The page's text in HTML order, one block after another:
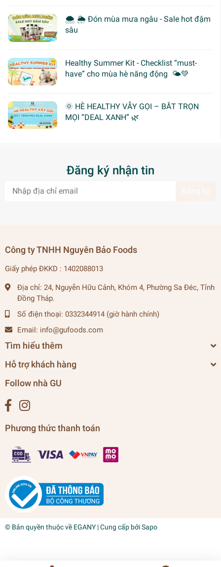
🌨 🌦 Đón mùa mưa ngâu - Sale hot đậm
sâu
Healthy Summer Kit - Checklist “must-
have” cho mùa hè năng động 🌤️💚
🌞 HÈ HEALTHY VẪY GỌI – BẮT TRỌN
MỌI “DEAL XANH” 🌿
Đăng ký nhận tin
Công ty TNHH Nguyên Bảo Foods
Giấy phép ĐKKD : 1402088013
Địa chỉ: 24, Nguyễn Hữu Cảnh, Khóm 4, Phường Sa Đéc, Tỉnh
Đồng Tháp.
Số điện thoại: 0332344914 (giờ hành chính)
Email: info@gufoods.com
Tìm hiểu thêm
Hỗ trợ khách hàng
Follow nhà GU
Phương thức thanh toán
© Bản quyền thuộc về EGANY | Cung cấp bởiSapo